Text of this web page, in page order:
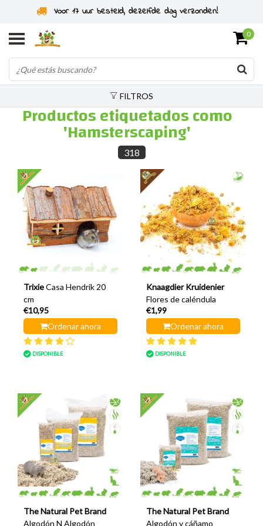
Especialistas en roedores desde 2011
0
FILTROS
Productos etiquetados como
'Hamsterscaping'
318
Trixie Casa Hendrik 20
cm
€10,95
Ordenar ahora
DISPONIBLE
Knaagdier Kruidenier
Flores de caléndula
€1,99
Ordenar ahora
DISPONIBLE
The Natural Pet Brand
Algodón N Algodón
The Natural Pet Brand
Algodón y cáñamo